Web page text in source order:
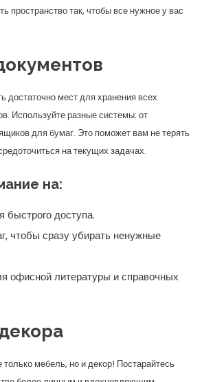
пространство так, чтобы все нужное у вас
достаточно мест для хранения всех
Используйте разные системы: от
для бумаг. Это поможет вам не терять
на текущих задачах.
на:
быстрого доступа.
чтобы сразу убирать ненужные
офисной литературы и справочных
мебель, но и декор! Постарайтесь